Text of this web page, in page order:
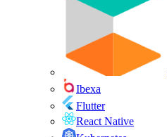
Ibexa
Flutter
React Native